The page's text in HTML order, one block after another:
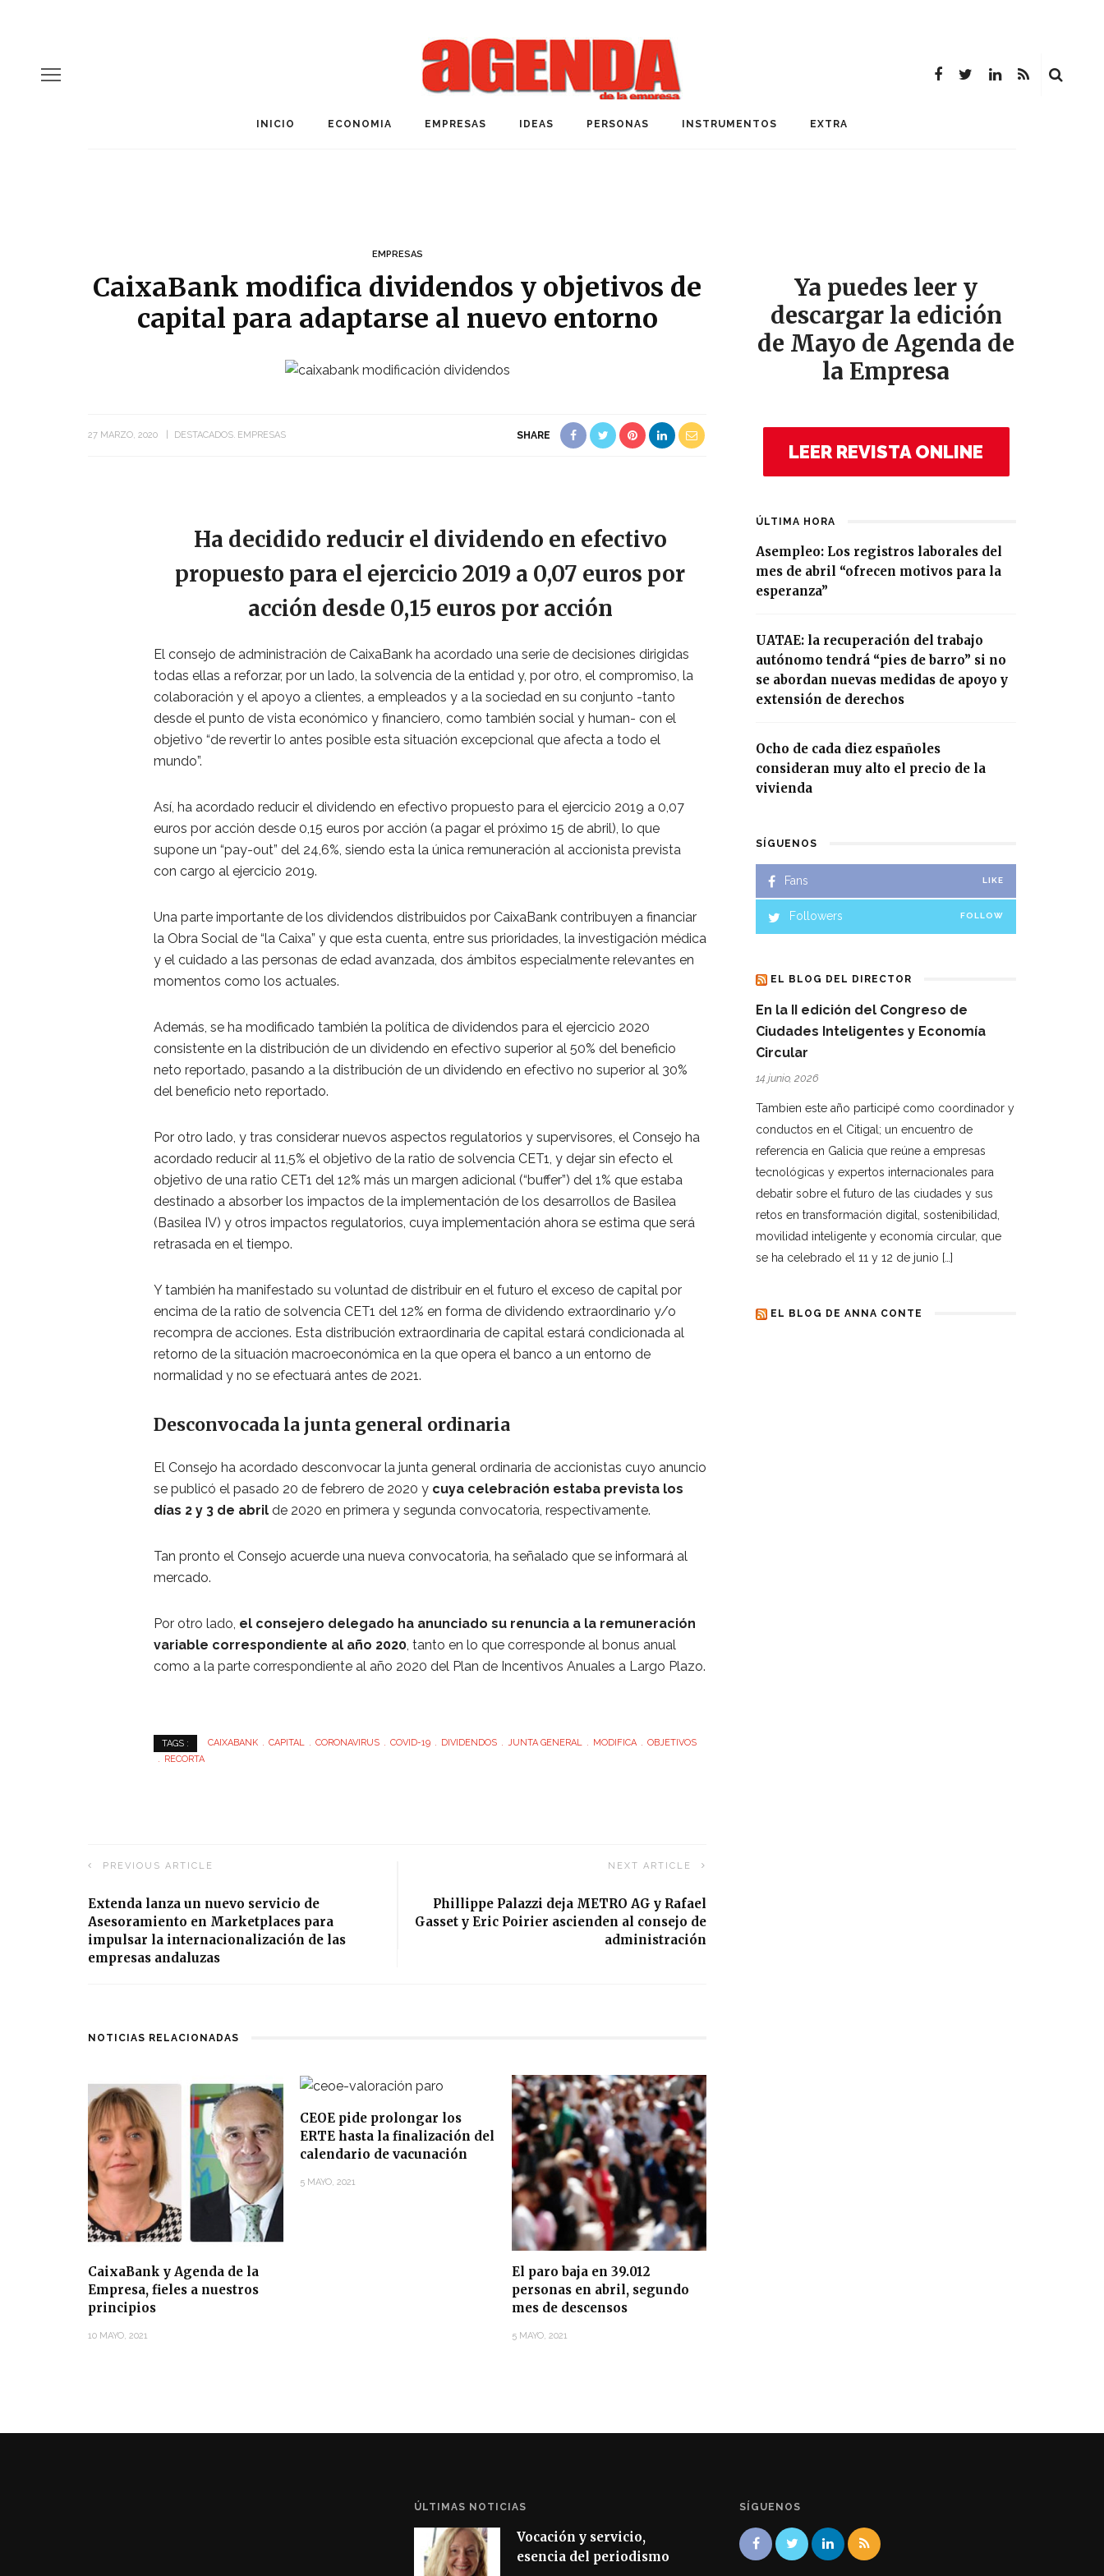
INICIO ECONOMIA EMPRESAS IDEAS PERSONAS INSTRUMENTOS EXTRA
EMPRESAS
CaixaBank modifica dividendos y objetivos de
capital para adaptarse al nuevo entorno
27 MARZO, 2020 DESTACADOS EMPRESAS SHARE
Ha decidido reducir el dividendo en efectivo
propuesto para el ejercicio 2019 a 0,07 euros por
acción desde 0,15 euros por acción
El consejo de administración de CaixaBank ha acordado una serie de decisiones dirigidas
todas ellas a reforzar, por un lado, la solvencia de la entidad y, por otro, el compromiso, la
colaboración y el apoyo a clientes, a empleados y a la sociedad en su conjunto -tanto
desde el punto de vista económico y financiero, como también social y human- con el
objetivo “de revertir lo antes posible esta situación excepcional que afecta a todo el
mundo”.
Así, ha acordado reducir el dividendo en efectivo propuesto para el ejercicio 2019 a 0,07
euros por acción desde 0,15 euros por acción (a pagar el próximo 15 de abril), lo que
supone un “pay-out” del 24,6%, siendo esta la única remuneración al accionista prevista
con cargo al ejercicio 2019.
Una parte importante de los dividendos distribuidos por CaixaBank contribuyen a financiar
la Obra Social de “la Caixa” y que esta cuenta, entre sus prioridades, la investigación médica
y el cuidado a las personas de edad avanzada, dos ámbitos especialmente relevantes en
momentos como los actuales.
Además, se ha modificado también la política de dividendos para el ejercicio 2020
consistente en la distribución de un dividendo en efectivo superior al 50% del beneficio
neto reportado, pasando a la distribución de un dividendo en efectivo no superior al 30%
del beneficio neto reportado.
Por otro lado, y tras considerar nuevos aspectos regulatorios y supervisores, el Consejo ha
acordado reducir al 11,5% el objetivo de la ratio de solvencia CET1, y dejar sin efecto el
objetivo de una ratio CET1 del 12% más un margen adicional (“buffer”) del 1% que estaba
destinado a absorber los impactos de la implementación de los desarrollos de Basilea
(Basilea IV) y otros impactos regulatorios, cuya implementación ahora se estima que será
retrasada en el tiempo.
Y también ha manifestado su voluntad de distribuir en el futuro el exceso de capital por
encima de la ratio de solvencia CET1 del 12% en forma de dividendo extraordinario y/o
recompra de acciones. Esta distribución extraordinaria de capital estará condicionada al
retorno de la situación macroeconómica en la que opera el banco a un entorno de
normalidad y no se efectuará antes de 2021.
Desconvocada la junta general ordinaria
El Consejo ha acordado desconvocar la junta general ordinaria de accionistas cuyo anuncio
se publicó el pasado 20 de febrero de 2020 y cuya celebración estaba prevista los
días 2 y 3 de abril de 2020 en primera y segunda convocatoria, respectivamente.
Tan pronto el Consejo acuerde una nueva convocatoria, ha señalado que se informará al
mercado.
Por otro lado, el consejero delegado ha anunciado su renuncia a la remuneración
variable correspondiente al año 2020, tanto en lo que corresponde al bonus anual
como a la parte correspondiente al año 2020 del Plan de Incentivos Anuales a Largo Plazo.
TAGS : CAIXABANK CAPITAL CORONAVIRUS COVID-19 DIVIDENDOS JUNTA GENERAL MODIFICA
OBJETIVOS
RECORTA
PREVIOUS ARTICLE
Extenda lanza un nuevo servicio de
Asesoramiento en Marketplaces para
impulsar la internacionalización de las
empresas andaluzas
NEXT ARTICLE
Phillippe Palazzi deja METRO AG y Rafael
Gasset y Eric Poirier ascienden al consejo de
administración
NOTICIAS RELACIONADAS
CaixaBank y Agenda de la
Empresa, fieles a nuestros
principios
10 MAYO, 2021
CEOE pide prolongar los
ERTE hasta la finalización del
calendario de vacunación
5 MAYO, 2021
El paro baja en 39.012
personas en abril, segundo
mes de descensos
5 MAYO, 2021
Ya puedes leer y
descargar la edición
de Mayo de Agenda de
la Empresa
LEER REVISTA ONLINE
ÚLTIMA HORA
Asempleo: Los registros laborales del
mes de abril “ofrecen motivos para la
esperanza”
UATAE: la recuperación del trabajo
autónomo tendrá “pies de barro” si no
se abordan nuevas medidas de apoyo y
extensión de derechos
Ocho de cada diez españoles
consideran muy alto el precio de la
vivienda
SÍGUENOS
Fans LIKE
Followers FOLLOW
EL BLOG DEL DIRECTOR
En la II edición del Congreso de
Ciudades Inteligentes y Economía
Circular
14 junio, 2026
Tambien este año participé como coordinador y
conductos en el Citigal; un encuentro de
referencia en Galicia que reúne a empresas
tecnológicas y expertos internacionales para
debatir sobre el futuro de las ciudades y sus
retos en transformación digital, sostenibilidad,
movilidad inteligente y economía circular, que
se ha celebrado el 11 y 12 de junio […]
EL BLOG DE ANNA CONTE
ÚLTIMAS NOTICIAS
Vocación y servicio,
esencia del periodismo
SÍGUENOS